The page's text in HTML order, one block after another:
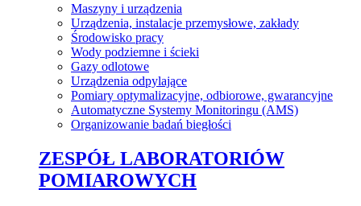
Maszyny i urządzenia
Urządzenia, instalacje przemysłowe, zakłady
Środowisko pracy
Wody podziemne i ścieki
Gazy odlotowe
Urządzenia odpylające
Pomiary optymalizacyjne, odbiorowe, gwarancyjne
Automatyczne Systemy Monitoringu (AMS)
Organizowanie badań biegłości
ZESPÓŁ LABORATORIÓW
POMIAROWYCH